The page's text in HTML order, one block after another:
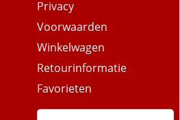
Privacy
Voorwaarden
Winkelwagen
Retourinformatie
Favorieten